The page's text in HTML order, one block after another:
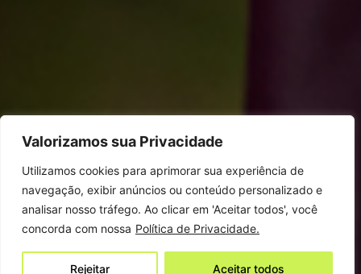
Valorizamos sua Privacidade
Utilizamos cookies para aprimorar sua experiência de
navegação, exibir anúncios ou conteúdo personalizado e
analisar nosso tráfego. Ao clicar em 'Aceitar todos', você
concorda com nossa Política de Privacidade.
Rejeitar Aceitar todos